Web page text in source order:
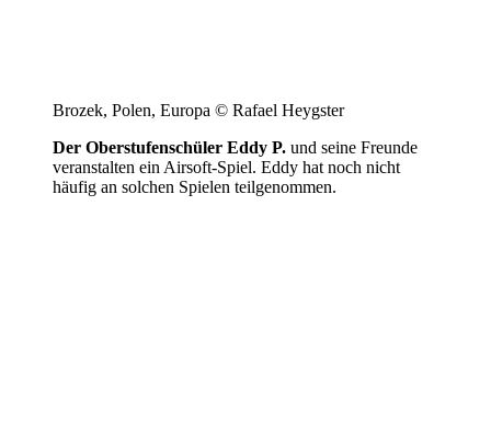
Brozek, Polen, Europa © Rafael Heygster
Der Oberstufenschüler Eddy P. und seine Freunde
veranstalten ein Airsoft-Spiel. Eddy hat noch nicht
häufig an solchen Spielen teilgenommen.